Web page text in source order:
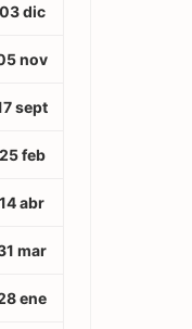
03 dic
nov
sept
25 feb
14 abr
mar
ene